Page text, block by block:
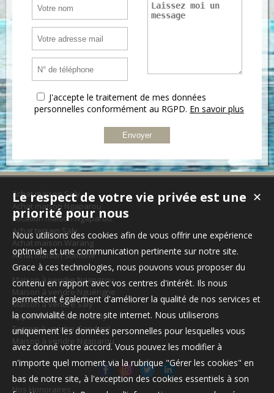
J'accepte le traitement de mes données
personnelles conformément au RGPD. En savoir plus
Achat maison Saly
Achat maison Ngaparou
Location maison Ngaparou
Achat terrain Saly
Achat maison Warang
Achat maison Somone
Maison à vendre Ngaparou
Maison à vendre Nguérigne
Maison à vendre Saly
Appartement à louer Saly
Terrain à vendre Gandigal
Maison à vendre Ngaparou
Nos Honoraires
✕
Le respect de votre vie privée est une
priorité pour nous
Nous utilisons des cookies afin de vous offrir une expérience
optimale et une communication pertinente sur notre site.
Grace à ces technologies, nous pouvons vous proposer du
contenu en rapport avec vos centres d'intérêt. Ils nous
permettent également d'améliorer la qualité de nos services et
la convivialité de notre site internet. Nous utiliserons
uniquement les données personnelles pour lesquelles vous
avez donné votre accord. Vous pouvez les modifier à
n'importe quel moment via la rubrique "Gérer les cookies" en
bas de notre site, à l'exception des cookies essentiels à son